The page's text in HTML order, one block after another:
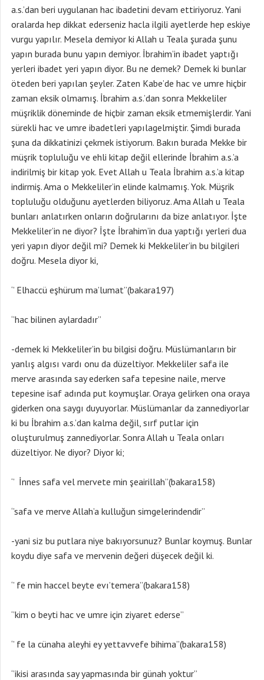
a.s.’dan beri uygulanan hac ibadetini devam ettiriyoruz. Yani
oralarda hep dikkat ederseniz hacla ilgili ayetlerde hep eskiye
vurgu yapılır. Mesela demiyor ki Allah u Teala şurada şunu
yapın burada bunu yapın demiyor. İbrahim’in ibadet yaptığı
yerleri ibadet yeri yapın diyor. Bu ne demek? Demek ki bunlar
öteden beri yapılan şeyler. Zaten Kabe’de hac ve umre hiçbir
zaman eksik olmamış. İbrahim a.s.’dan sonra Mekkeliler
müşriklik döneminde de hiçbir zaman eksik etmemişlerdir. Yani
sürekli hac ve umre ibadetleri yapılagelmiştir. Şimdi burada
şuna da dikkatinizi çekmek istiyorum. Bakın burada Mekke bir
müşrik topluluğu ve ehli kitap değil ellerinde İbrahim a.s.’a
indirilmiş bir kitap yok. Evet Allah u Teala İbrahim a.s.’a kitap
indirmiş. Ama o Mekkeliler’in elinde kalmamış. Yok. Müşrik
topluluğu olduğunu ayetlerden biliyoruz. Ama Allah u Teala
bunları anlatırken onların doğrularını da bize anlatıyor. İşte
Mekkeliler’in ne diyor? İşte İbrahim’in dua yaptığı yerleri dua
yeri yapın diyor değil mi? Demek ki Mekkeliler’in bu bilgileri
doğru. Mesela diyor ki,
‘’ Elhaccü eşhürum ma’lumat’’(bakara197)
‘’hac bilinen aylardadır’’
-demek ki Mekkeliler’in bu bilgisi doğru. Müslümanların bir
yanlış algısı vardı onu da düzeltiyor. Mekkeliler safa ile
merve arasında say ederken safa tepesine naile, merve
tepesine isaf adında put koymuşlar. Oraya gelirken ona oraya
giderken ona saygı duyuyorlar. Müslümanlar da zannediyorlar
ki bu İbrahim a.s.’dan kalma değil, sırf putlar için
oluşturulmuş zannediyorlar. Sonra Allah u Teala onları
düzeltiyor. Ne diyor? Diyor ki;
‘’ İnnes safa vel mervete min şeairillah’’(bakara158)
‘’safa ve merve Allah’a kulluğun simgelerindendir’’
-yani siz bu putlara niye bakıyorsunuz? Bunlar koymuş. Bunlar
koydu diye safa ve mervenin değeri düşecek değil ki.
‘’ fe min haccel beyte evı’temera’’(bakara158)
‘’kim o beyti hac ve umre için ziyaret ederse’’
‘’ fe la cünaha aleyhi ey yettavvefe bihima’’(bakara158)
‘’ikisi arasında say yapmasında bir günah yoktur’’